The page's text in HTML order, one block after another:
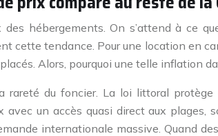
hébergements. On s’attend à ce
cette tendance. Pour une location en
Alors, pourquoi une telle inflation
rareté du foncier. La loi littoral
un accès quasi direct aux plages,
internationale massive. Quand